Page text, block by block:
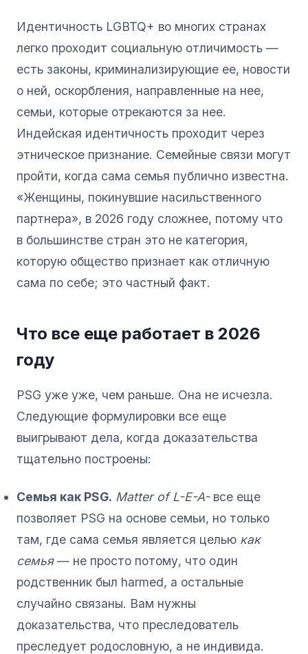
Идентичность LGBTQ+ во многих странах
легко проходит социальную отличимость —
есть законы, криминализирующие ее, новости
о ней, оскорбления, направленные на нее,
семьи, которые отрекаются за нее.
Индейская идентичность проходит через
этническое признание. Семейные связи могут
пройти, когда сама семья публично известна.
«Женщины, покинувшие насильственного
партнера», в 2026 году сложнее, потому что
в большинстве стран это не категория,
которую общество признает как отличную
сама по себе; это частный факт.
Что все еще работает в 2026
году
PSG уже уже, чем раньше. Она не исчезла.
Следующие формулировки все еще
выигрывают дела, когда доказательства
тщательно построены:
Семья как PSG. Matter of L-E-A-все еще
позволяет PSG на основе семьи, но только
там, где сама семья является целью как
семья— не просто потому, что один
родственник был harmed, а остальные
случайно связаны. Вам нужны
доказательства, что преследователь
преследует родословную, а не индивида.